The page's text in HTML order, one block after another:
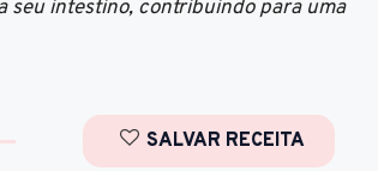
seu intestino, contribuindo para uma
SALVAR RECEITA